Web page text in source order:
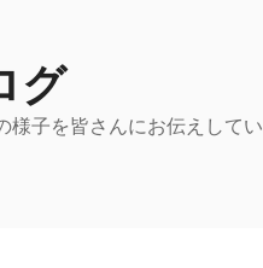
グ
様子を皆さんにお伝えしてい